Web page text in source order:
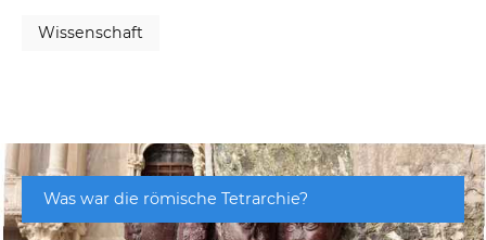
Wissenschaft
Was war die römische Tetrarchie?